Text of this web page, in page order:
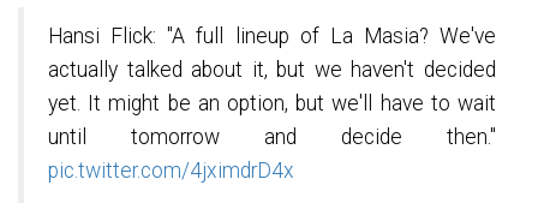
Hansi Flick: "A full lineup of La Masia? We've
actually talked about it, but we haven't decided
yet. It might be an option, but we'll have to wait
until tomorrow and decide then."
pic.twitter.com/4jximdrD4x